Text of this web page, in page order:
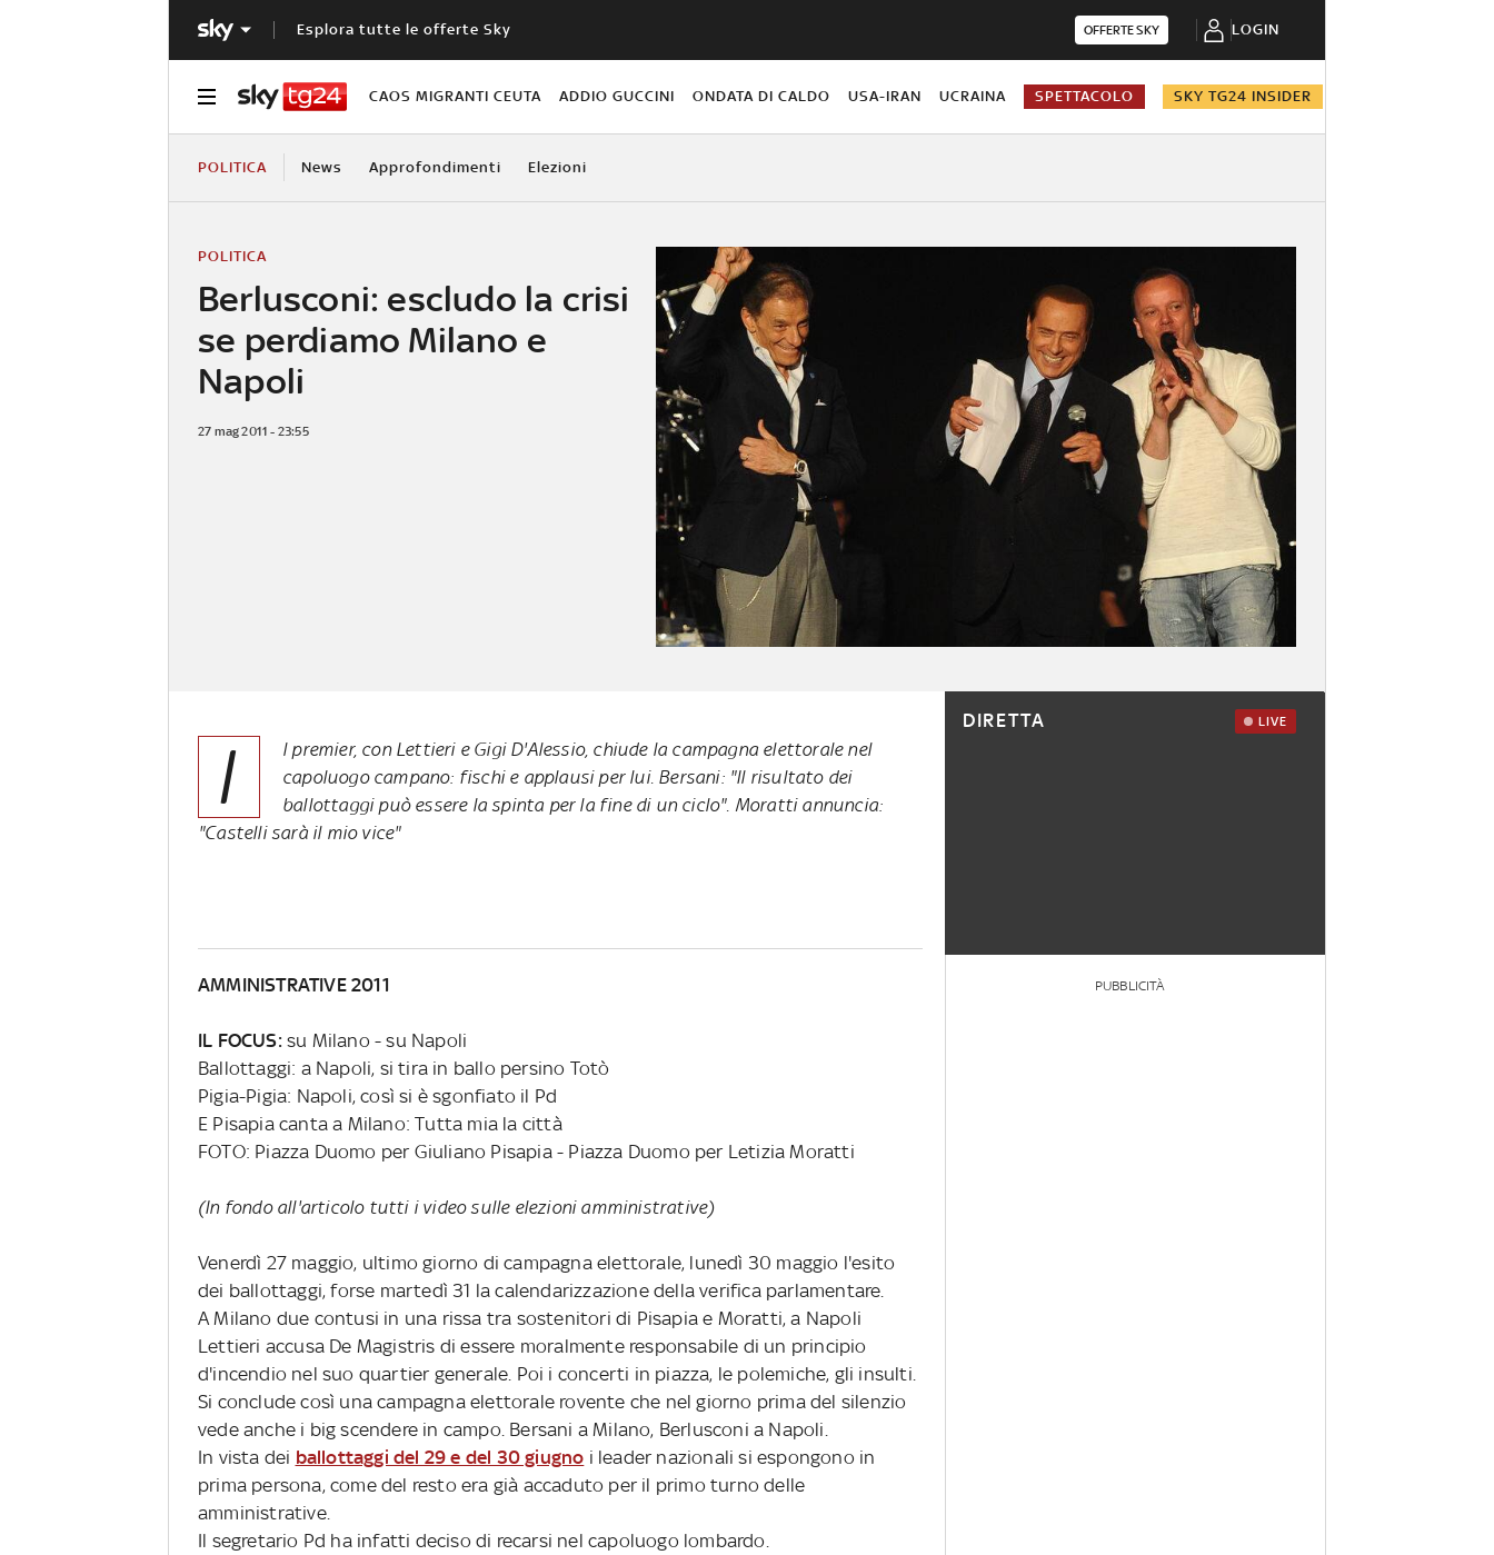
Esplora tutte le offerte Sky OFFERTE SKY LOGIN
CAOS MIGRANTI CEUTA ADDIO GUCCINI ONDATA DI CALDO USA-IRAN UCRAINA SPETTACOLO SKY TG24 INSIDER
POLITICA News Approfondimenti Elezioni
Berlusconi: escludo la crisi
se perdiamo Milano e
Napoli
POLITICA
27 mag 2011 - 23:55
I
l premier, con Lettieri e Gigi D'Alessio, chiude la campagna elettorale nel
capoluogo campano: fischi e applausi per lui. Bersani: "Il risultato dei
ballottaggi può essere la spinta per la fine di un ciclo". Moratti annuncia:
"Castelli sarà il mio vice"
AMMINISTRATIVE 2011
IL FOCUS:su Milano - su Napoli
Ballottaggi: a Napoli, si tira in ballo persino Totò
Pigia-Pigia: Napoli, così si è sgonfiato il Pd
E Pisapia canta a Milano: Tutta mia la città
FOTO: Piazza Duomo per Giuliano Pisapia - Piazza Duomo per Letizia Moratti
(In fondo all'articolo tutti i video sulle elezioni amministrative)
Venerdì 27 maggio, ultimo giorno di campagna elettorale, lunedì 30 maggio l'esito
dei ballottaggi, forse martedì 31 la calendarizzazione della verifica parlamentare.
A Milano due contusi in una rissa tra sostenitori di Pisapia e Moratti, a Napoli
Lettieri accusa De Magistris di essere moralmente responsabile di un principio
d'incendio nel suo quartier generale. Poi i concerti in piazza, le polemiche, gli insulti.
Si conclude così una campagna elettorale rovente che nel giorno prima del silenzio
vede anche i big scendere in campo. Bersani a Milano, Berlusconi a Napoli.
In vista dei ballottaggi del 29 e del 30 giugno i leader nazionali si espongono in
prima persona, come del resto era già accaduto per il primo turno delle
amministrative.
Il segretario Pd ha infatti deciso di recarsi nel capoluogo lombardo.
DIRETTA LIVE
PUBBLICITÀ